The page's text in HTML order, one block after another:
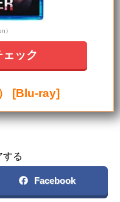
）
ック
[Blu-ray]
する
Facebook